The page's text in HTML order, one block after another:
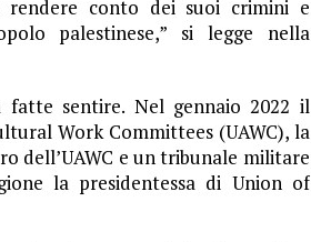
rendere conto dei suoi crimini e
palestinese,” si legge nella
fatte sentire. Nel gennaio 2022 il
Work Committees (UAWC), la
dell’UAWC e un tribunale militare
la presidentessa di Union of